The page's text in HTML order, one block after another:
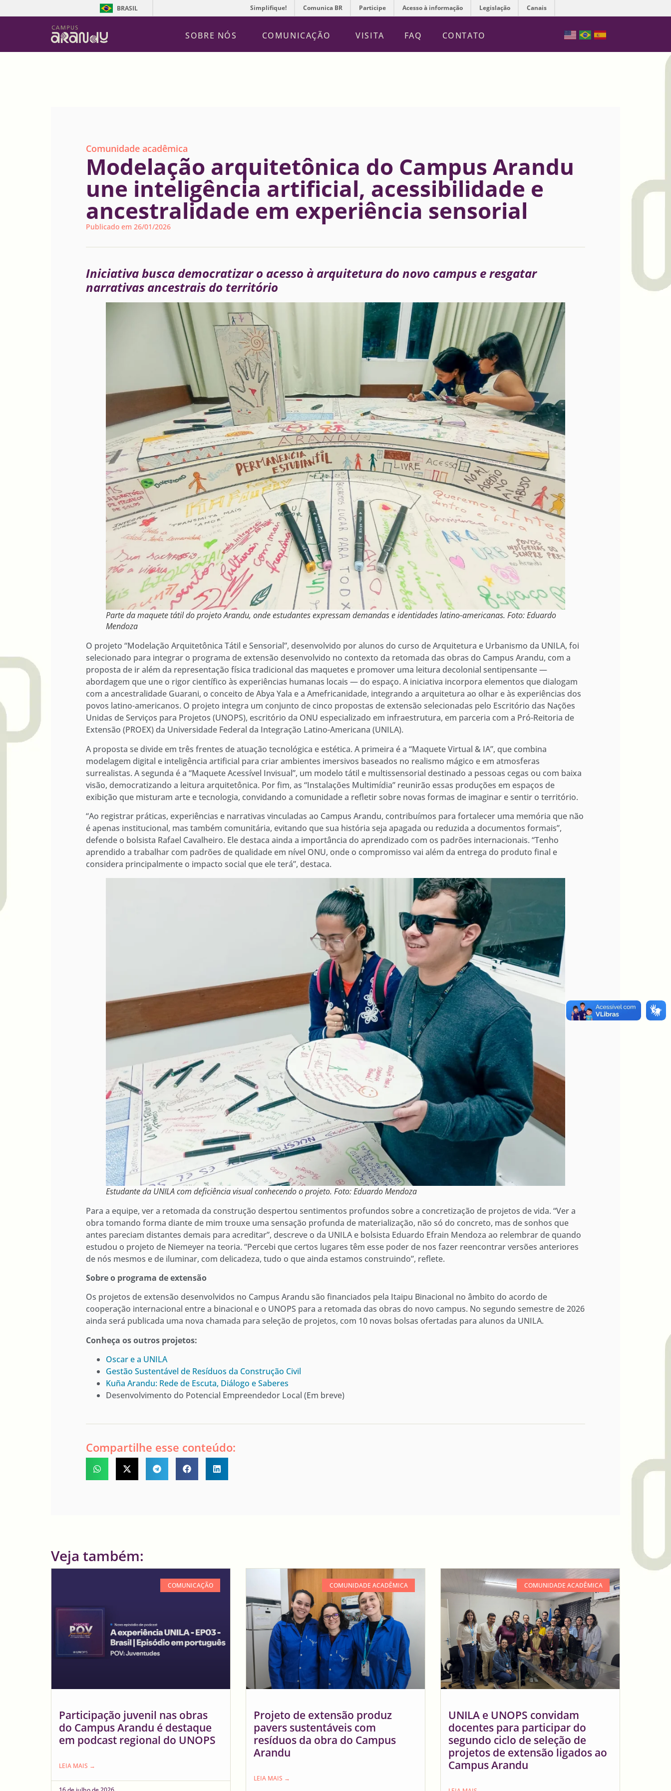
BRASIL Simplifique! Comunica BR Participe Acesso à informação Legislação Canais
SOBRE NÓS COMUNICAÇÃO VISITA FAQ CONTATO
Comunidade acadêmica
Modelação arquitetônica do Campus Arandu
une inteligência artificial, acessibilidade e
ancestralidade em experiência sensorial
Publicado em 26/01/2026
Iniciativa busca democratizar o acesso à arquitetura do novo campus e resgatar
narrativas ancestrais do território
Parte da maquete tátil do projeto Arandu, onde estudantes expressam demandas e identidades latino-americanas. Foto: Eduardo
Mendoza
O projeto “Modelação Arquitetônica Tátil e Sensorial”, desenvolvido por alunos do curso de Arquitetura e Urbanismo da UNILA, foi
selecionado para integrar o programa de extensão desenvolvido no contexto da retomada das obras do Campus Arandu, com a
proposta de ir além da representação física tradicional das maquetes e promover uma leitura decolonial sentipensante —
abordagem que une o rigor científico às experiências humanas locais — do espaço. A iniciativa incorpora elementos que dialogam
com a ancestralidade Guarani, o conceito de Abya Yala e a Amefricanidade, integrando a arquitetura ao olhar e às experiências dos
povos latino-americanos. O projeto integra um conjunto de cinco propostas de extensão selecionadas pelo Escritório das Nações
Unidas de Serviços para Projetos (UNOPS), escritório da ONU especializado em infraestrutura, em parceria com a Pró-Reitoria de
Extensão (PROEX) da Universidade Federal da Integração Latino-Americana (UNILA).
A proposta se divide em três frentes de atuação tecnológica e estética. A primeira é a “Maquete Virtual & IA”, que combina
modelagem digital e inteligência artificial para criar ambientes imersivos baseados no realismo mágico e em atmosferas
surrealistas. A segunda é a “Maquete Acessível Invisual”, um modelo tátil e multissensorial destinado a pessoas cegas ou com baixa
visão, democratizando a leitura arquitetônica. Por fim, as “Instalações Multimídia” reunirão essas produções em espaços de
exibição que misturam arte e tecnologia, convidando a comunidade a refletir sobre novas formas de imaginar e sentir o território.
“Ao registrar práticas, experiências e narrativas vinculadas ao Campus Arandu, contribuímos para fortalecer uma memória que não
é apenas institucional, mas também comunitária, evitando que sua história seja apagada ou reduzida a documentos formais”,
defende o bolsista Rafael Cavalheiro. Ele destaca ainda a importância do aprendizado com os padrões internacionais. “Tenho
aprendido a trabalhar com padrões de qualidade em nível ONU, onde o compromisso vai além da entrega do produto final e
considera principalmente o impacto social que ele terá”, destaca.
Estudante da UNILA com deficiência visual conhecendo o projeto. Foto: Eduardo Mendoza
Para a equipe, ver a retomada da construção despertou sentimentos profundos sobre a concretização de projetos de vida. “Ver a
obra tomando forma diante de mim trouxe uma sensação profunda de materialização, não só do concreto, mas de sonhos que
antes pareciam distantes demais para acreditar”, descreve o da UNILA e bolsista Eduardo Efrain Mendoza ao relembrar de quando
estudou o projeto de Niemeyer na teoria. “Percebi que certos lugares têm esse poder de nos fazer reencontrar versões anteriores
de nós mesmos e de iluminar, com delicadeza, tudo o que ainda estamos construindo”, reflete.
Sobre o programa de extensão
Os projetos de extensão desenvolvidos no Campus Arandu são financiados pela Itaipu Binacional no âmbito do acordo de
cooperação internacional entre a binacional e o UNOPS para a retomada das obras do novo campus. No segundo semestre de 2026
ainda será publicada uma nova chamada para seleção de projetos, com 10 novas bolsas ofertadas para alunos da UNILA.
Conheça os outros projetos:
Oscar e a UNILA
Gestão Sustentável de Resíduos da Construção Civil
Kuña Arandu: Rede de Escuta, Diálogo e Saberes
Desenvolvimento do Potencial Empreendedor Local (Em breve)
Compartilhe esse conteúdo:
Veja também:
COMUNICAÇÃO
Participação juvenil nas obras
do Campus Arandu é destaque
em podcast regional do UNOPS
LEIA MAIS →
COMUNIDADE ACADÊMICA
Projeto de extensão produz
pavers sustentáveis com
resíduos da obra do Campus
Arandu
LEIA MAIS →
COMUNIDADE ACADÊMICA
UNILA e UNOPS convidam
docentes para participar do
segundo ciclo de seleção de
projetos de extensão ligados ao
Campus Arandu